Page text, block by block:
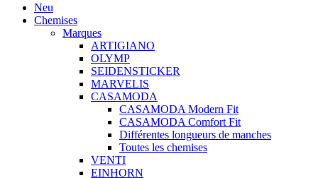
Neu
Chemises
Marques
ARTIGIANO
OLYMP
SEIDENSTICKER
MARVELIS
CASAMODA
CASAMODA Modern Fit
CASAMODA Comfort Fit
Différentes longueurs de manches
Toutes les chemises
VENTI
EINHORN